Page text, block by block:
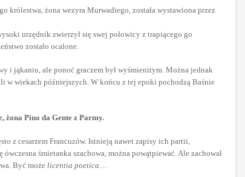
królestwa, żona wezyra Murwadiego, została wystawiona przez
urzędnik zwierzył się swej połowicy z trapiącego go
zostało ocalone.
i jąkaniu, ale ponoć graczem był wyśmienitym. Można jednak
w wiekach późniejszych. W końcu z tej epoki pochodzą Baśnie
Pino da Gente z Parmy.
z cesarzem Francuzów. Istnieją nawet zapisy ich partii,
śmietanka szachowa, można powątpiewać. Ale zachował
Być może licentia poetica